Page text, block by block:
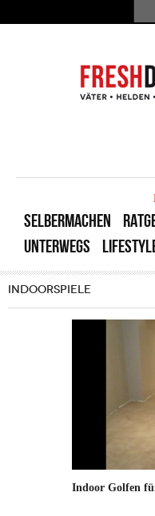
SELBERMACHEN
UNTERWEGS
INDOORSPIELE
Indoor Golfen